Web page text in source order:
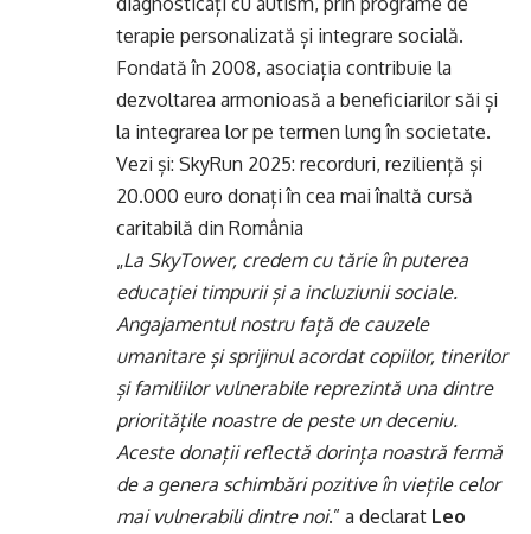
terapie personalizată și integrare socială.
Fondată în 2008, asociația contribuie la
dezvoltarea armonioasă a beneficiarilor săi și
la integrarea lor pe termen lung în societate.
Vezi și: SkyRun 2025: recorduri, reziliență și
20.000 euro donați în cea mai înaltă cursă
caritabilă din România
„La SkyTower, credem cu tărie în puterea
educației timpurii și a incluziunii sociale.
Angajamentul nostru față de cauzele
umanitare și sprijinul acordat copiilor, tinerilor
și familiilor vulnerabile reprezintă una dintre
prioritățile noastre de peste un deceniu.
Aceste donații reflectă dorința noastră fermă
de a genera schimbări pozitive în viețile celor
mai vulnerabili dintre noi.” a declarat Leo